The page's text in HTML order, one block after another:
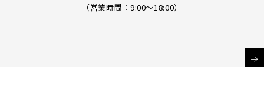
（営業時間：9:00～18:00）